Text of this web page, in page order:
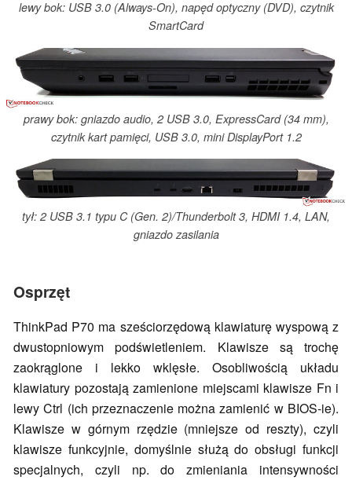
lewy bok: USB 3.0 (Always-On), napęd optyczny (DVD), czytnik
SmartCard
prawy bok: gniazdo audio, 2 USB 3.0, ExpressCard (34 mm),
czytnik kart pamięci, USB 3.0, mini DisplayPort 1.2
tył: 2 USB 3.1 typu C (Gen. 2)/Thunderbolt 3, HDMI 1.4, LAN,
gniazdo zasilania
Osprzęt
ThinkPad P70 ma sześciorzędową klawiaturę wyspową z
dwustopniowym podświetleniem. Klawisze są trochę
zaokrąglone i lekko wklęsłe. Osobliwością układu
klawiatury pozostają zamienione miejscami klawisze Fn i
lewy Ctrl (ich przeznaczenie można zamienić w BIOS-ie).
Klawisze w górnym rzędzie (mniejsze od reszty), czyli
klawisze funkcyjnie, domyślnie służą do obsługi funkcji
specjalnych, czyli np. do zmieniania intensywności